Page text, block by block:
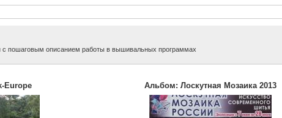
пошаговым описанием работы в вышивальных программах
Europe Альбом: Лоскутная Мозаика 2013